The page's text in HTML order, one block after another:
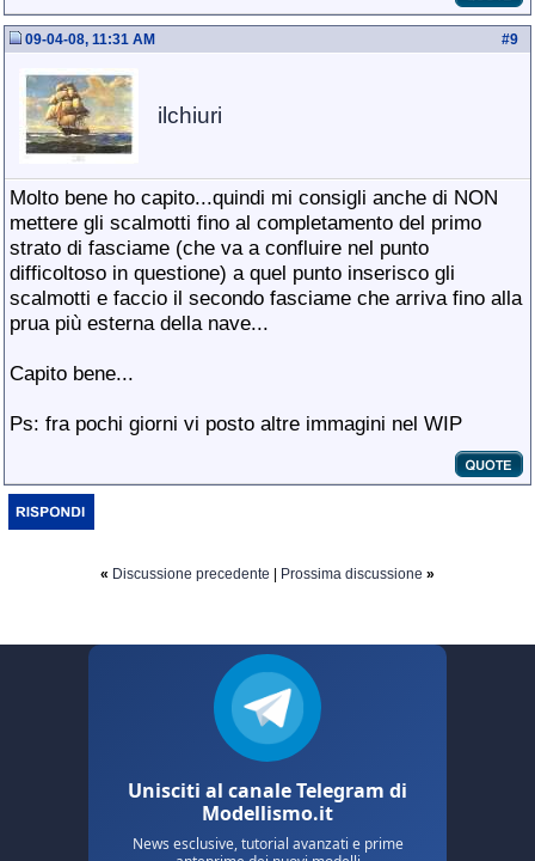
#9
09-04-08, 11:31 AM
ilchiuri
Molto bene ho capito...quindi mi consigli anche di NON
mettere gli scalmotti fino al completamento del primo
strato di fasciame (che va a confluire nel punto
difficoltoso in questione) a quel punto inserisco gli
scalmotti e faccio il secondo fasciame che arriva fino alla
prua più esterna della nave...
Capito bene...
Ps: fra pochi giorni vi posto altre immagini nel WIP
« Discussione precedente Prossima discussione »